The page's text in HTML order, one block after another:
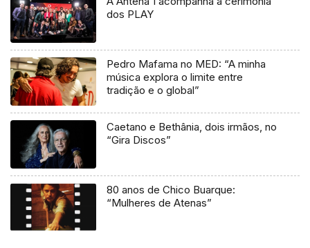
dos PLAY
Pedro Mafama no MED: “A minha
música explora o limite entre
tradição e o global”
Caetano e Bethânia, dois irmãos, no
“Gira Discos”
80 anos de Chico Buarque:
“Mulheres de Atenas”